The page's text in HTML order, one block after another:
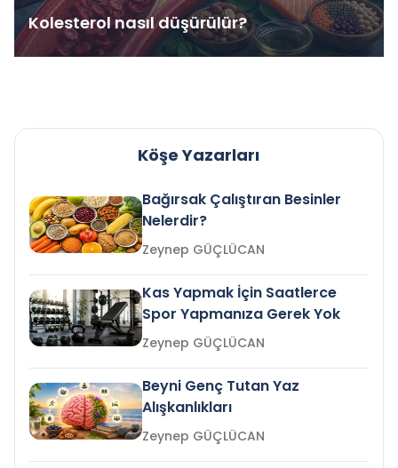
Kolesterol nasıl düşürülür?
Köşe Yazarları
Bağırsak Çalıştıran Besinler
Nelerdir?
Zeynep GÜÇLÜCAN
Kas Yapmak İçin Saatlerce
Spor Yapmanıza Gerek Yok
Zeynep GÜÇLÜCAN
Beyni Genç Tutan Yaz
Alışkanlıkları
Zeynep GÜÇLÜCAN